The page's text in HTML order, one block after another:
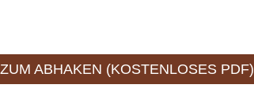
ABHAKEN (KOSTENLOSES PDF)